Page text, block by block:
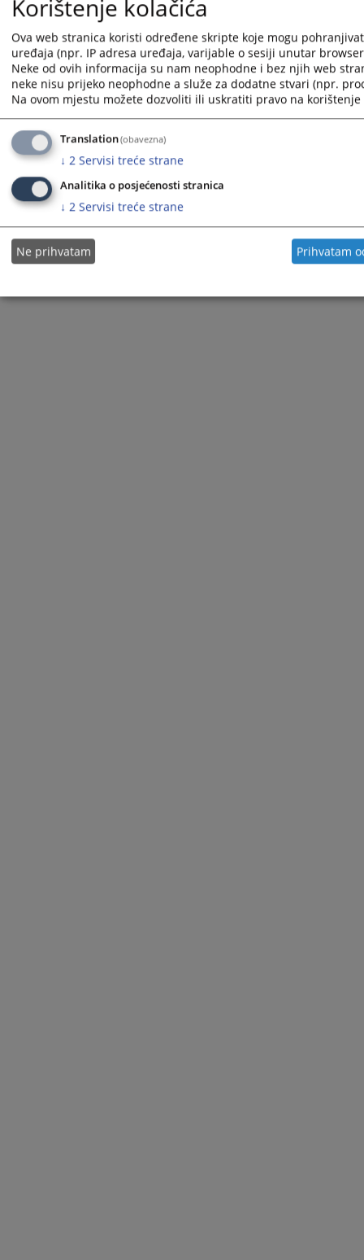
Korisni linkovi
Kontakt
Mapa stranice
Redizajn web stranice je finansirala Evropska unija. Za njen sadržaj isključivo je odgovorno
Visoko sudsko i tužilačko vijeće BiH i ona ne odražava nužno stavove Evropske unije.
© 2021
Korištenje kolačića
Ova web stranica koristi određene skripte koje mogu
uređaja (npr. IP adresa uređaja, varijable o sesiji unutar
Neke od ovih informacija su nam neophodne i bez njih web
neke nisu prijeko neophodne a služe za dodatne stvari (npr.
Na ovom mjestu možete dozvoliti ili uskratiti pravo na
Translation(obavezna)
↓ 2 Servisi treće strane
Analitika o posjećenosti stranica
↓ 2 Servisi treće strane
Ne prihvatam Prihvatam